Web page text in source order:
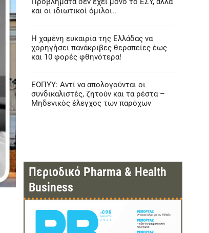
και οι ιδιωτικοί όμιλοι..
Η χαμένη ευκαιρία της Ελλάδας να
χορηγήσει πανάκριβες θεραπείες έως
και 10 φορές φθηνότερα!
ΕΟΠΥΥ: Αντί να απολογούνται οι
συνδικαλιστές, ζητούν και τα ρέστα –
Μηδενικός έλεγχος των παρόχων
Περιοδικό Pharma & Health
Business